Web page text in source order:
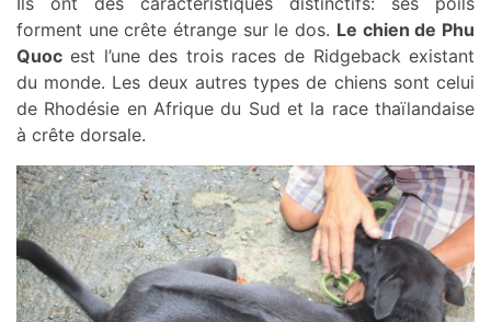
forment une crête étrange sur le dos. Le chien de Phu
Quoc est l’une des trois races de Ridgeback existant
du monde. Les deux autres types de chiens sont celui
de Rhodésie en Afrique du Sud et la race thaïlandaise
à crête dorsale.